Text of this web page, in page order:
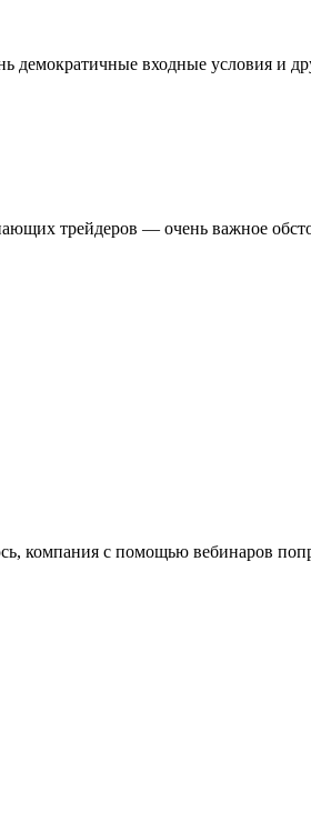
демократичные входные условия и
трейдеров — очень важное
компания с помощью вебинаров